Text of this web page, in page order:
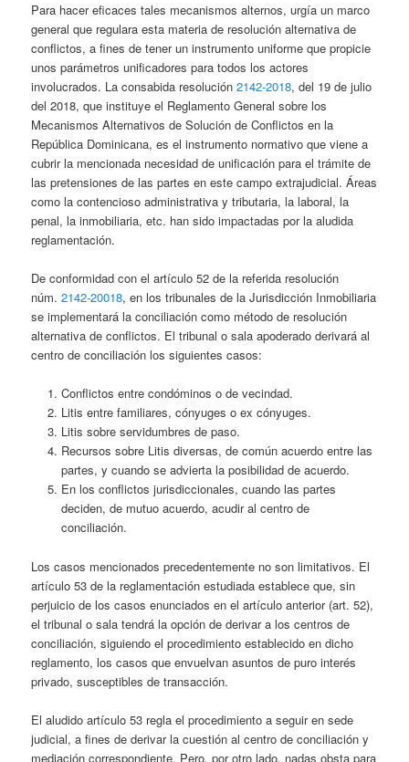
Para hacer eficaces tales mecanismos alternos, urgía un marco
general que regulara esta materia de resolución alternativa de
conflictos, a fines de tener un instrumento uniforme que propicie
unos parámetros unificadores para todos los actores
involucrados. La consabida resolución2142-2018, del 19 de julio
del 2018, que instituye el Reglamento General sobre los
Mecanismos Alternativos de Solución de Conflictos en la
República Dominicana, es el instrumento normativo que viene a
cubrir la mencionada necesidad de unificación para el trámite de
las pretensiones de las partes en este campo extrajudicial. Áreas
como la contencioso administrativa y tributaria, la laboral, la
penal, la inmobiliaria, etc. han sido impactadas por la aludida
reglamentación.
De conformidad con el artículo 52 de la referida resolución
núm.2142-20018, en los tribunales de la Jurisdicción Inmobiliaria
se implementará la conciliación como método de resolución
alternativa de conflictos. El tribunal o sala apoderado derivará al
centro de conciliación los siguientes casos:
Conflictos entre condóminos o de vecindad.
Litis entre familiares, cónyuges o ex cónyuges.
Litis sobre servidumbres de paso.
Recursos sobre Litis diversas, de común acuerdo entre las
partes, y cuando se advierta la posibilidad de acuerdo.
En los conflictos jurisdiccionales, cuando las partes
deciden, de mutuo acuerdo, acudir al centro de
conciliación.
Los casos mencionados precedentemente no son limitativos. El
artículo 53 de la reglamentación estudiada establece que, sin
perjuicio de los casos enunciados en el artículo anterior (art. 52),
el tribunal o sala tendrá la opción de derivar a los centros de
conciliación, siguiendo el procedimiento establecido en dicho
reglamento, los casos que envuelvan asuntos de puro interés
privado, susceptibles de transacción.
El aludido artículo 53 regla el procedimiento a seguir en sede
judicial, a fines de derivar la cuestión al centro de conciliación y
mediación correspondiente. Pero, por otro lado, nadas obsta para